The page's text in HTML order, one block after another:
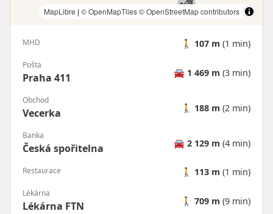
MapLibre | © OpenMapTiles© OpenStreetMap contributors
MHD 🚶 107 m (1 min)
Pošta
Praha 411 🚘 1 469 m (3 min)
Obchod
Vecerka 🚶 188 m (2 min)
Banka
Česká spořitelna 🚘 2 129 m (4 min)
Restaurace 🚶 113 m (1 min)
Lékárna
Lékárna FTN 🚶 709 m (9 min)